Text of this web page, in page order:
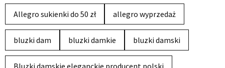
Allegro sukienki do 50 zł allegro wyprzedaż
bluzki dam bluzki damkie bluzki damski
Bluzki damskie eleganckie producent polski